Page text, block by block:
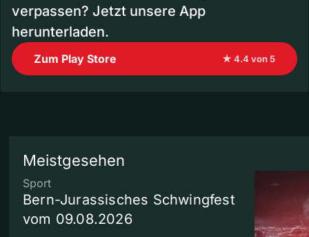
verpassen? Jetzt unsere App
herunterladen.
Zum Play Store ★ 4.4 von 5
Meistgesehen
Sport
Bern-Jurassisches Schwingfest
vom 09.08.2026